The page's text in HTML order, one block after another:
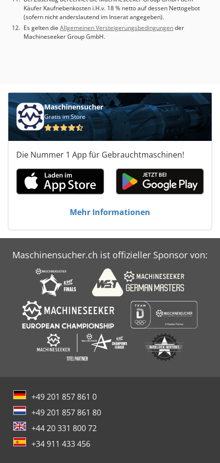
Käufer Kaufnebenkosten i.H.v. 18 % netto auf dessen Nettogebot
(sofern nicht anderslautend im Inserat angegeben).
Es gelten die Allgemeinen Versteigerungsbedingungender
Machineseeker Group GmbH.
Maschinensucher
Gratis im Store
Die Nummer 1 App für Gebrauchtmaschinen!
Mehr Informationen
Maschinensucher.ch ist offizieller Sponsor von:
+49 201 857 861 0
+49 201 857 861 80
+44 20 331 800 72
+34 911 433 456